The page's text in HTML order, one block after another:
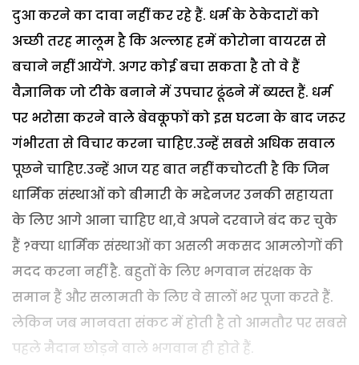
दुआ करने का दावा नहीं कर रहे हैं. धर्म के ठेकेदारों को
अच्छी तरह मालूम है कि अल्लाह हमें कोरोना वायरस से
बचाने नहीं आयेंगे. अगर कोई बचा सकता है तो वे हैं
वैज्ञानिक जो टीके बनाने में उपचार ढूंढने में ब्यस्त हैं. धर्म
पर भरोसा करने वाले बेवकूफों को इस घटना के बाद जरूर
गंभीरता से विचार करना चाहिए.उन्हें सबसे अधिक सवाल
पूछने चाहिए.उन्हें आज यह बात नहीं कचोटती है कि जिन
धार्मिक संस्थाओं को बीमारी के मद्देनजर उनकी सहायता
के लिए आगे आना चाहिए था,वे अपने दरवाजे बंद कर चुके
हैं ?क्या धार्मिक संस्थाओं का असली मकसद आमलोगों की
मदद करना नहीं है. बहुतों के लिए भगवान संरक्षक के
समान हैं और सलामती के लिए वे सालों भर पूजा करते हैं.
लेकिन जब मानवता संकट में होती है तो आमतौर पर सबसे
पहले मैदान छोड़ने वाले भगवान ही होते हैं.